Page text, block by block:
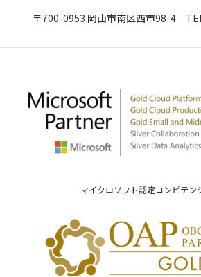
〒700-0953 岡山市南区西市98-4
マイクロソフト認定コンピテン